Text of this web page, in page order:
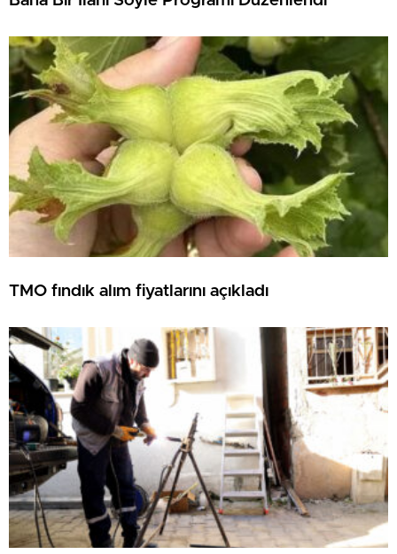
TMO fındık alım fiyatlarını açıkladı